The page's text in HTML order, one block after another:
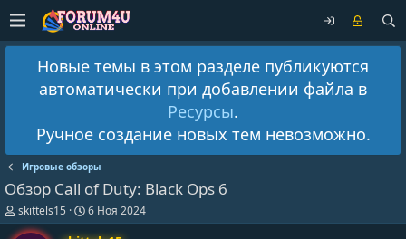
Новые темы в этом разделе публикуются
автоматически при добавлении файла в
Ресурсы.
Ручное создание новых тем невозможно.
Игровые обзоры
Обзор Call of Duty: Black Ops 6
А
в
skittels15
Д
а
6 Ноя 2024